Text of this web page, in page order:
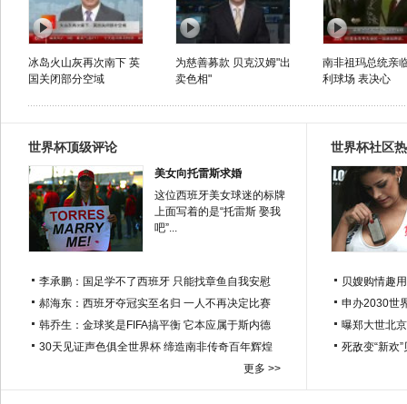
冰岛火山灰再次南下 英
国关闭部分空域
为慈善募款 贝克汉姆"出
卖色相"
南非祖玛总统亲
利球场 表决心
世界杯顶级评论
美女向托雷斯求婚
这位西班牙美女球迷的标牌
上面写着的是“托雷斯 娶我
吧”...
李承鹏：国足学不了西班牙 只能找章鱼自我安慰
郝海东：西班牙夺冠实至名归 一人不再决定比赛
韩乔生：金球奖是FIFA搞平衡 它本应属于斯内德
30天见证声色俱全世界杯 缔造南非传奇百年辉煌
更多 >>
世界杯社区
贝嫂购情趣
申办2030世
曝郑大世北
死敌变“新欢